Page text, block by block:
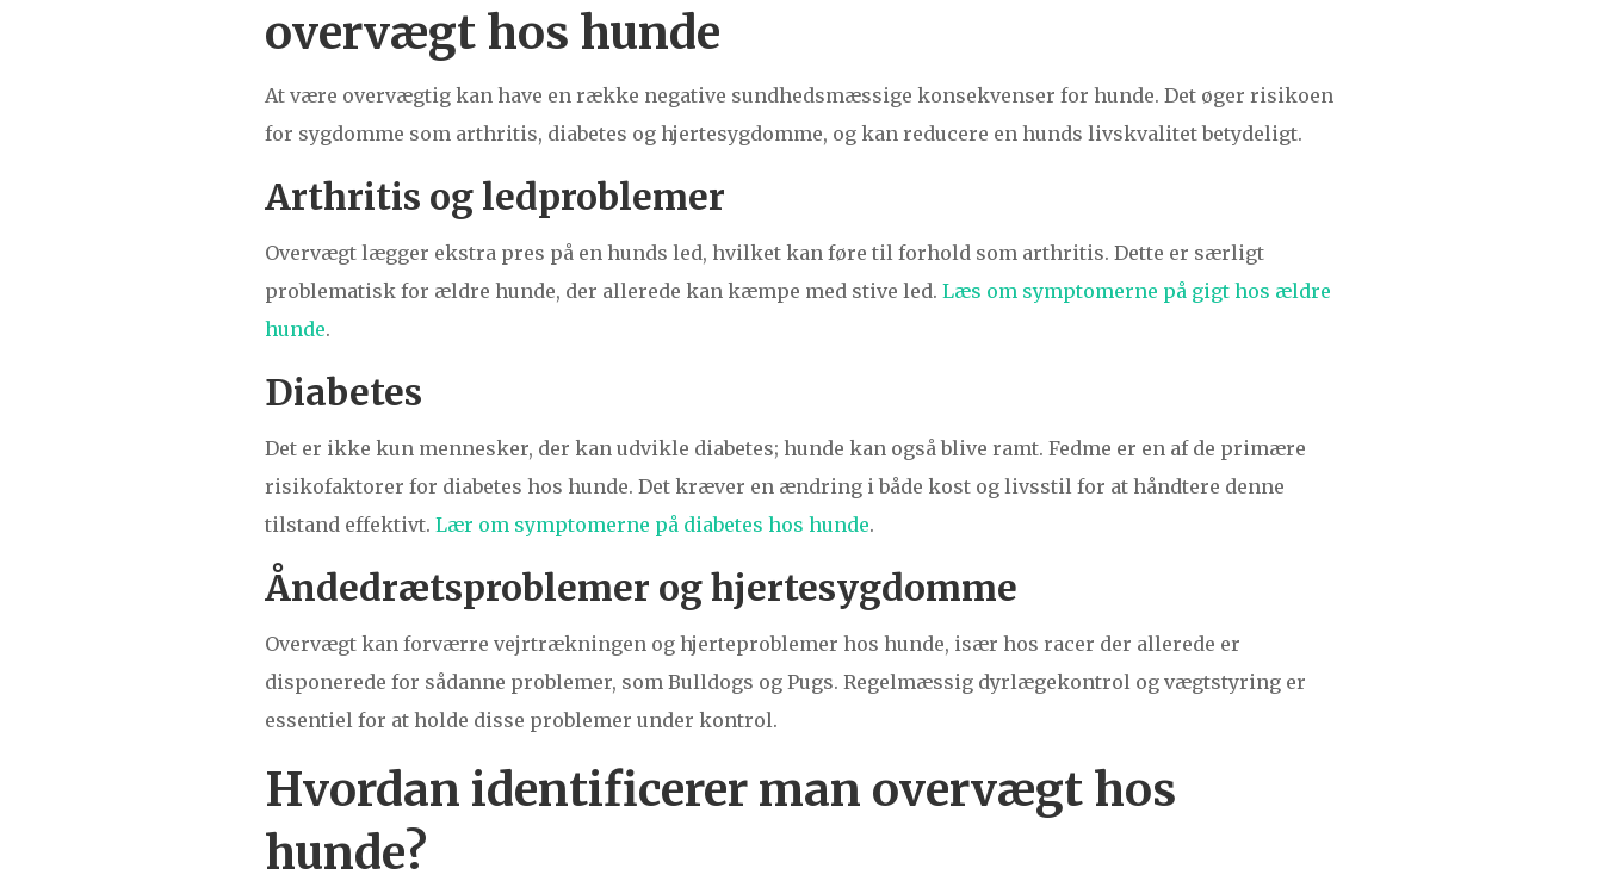
overvægt hos hunde
At være overvægtig kan have en række negative sundhedsmæssige konsekvenser for hunde. Det øger risikoen
for sygdomme som arthritis, diabetes og hjertesygdomme, og kan reducere en hunds livskvalitet betydeligt.
Arthritis og ledproblemer
Overvægt lægger ekstra pres på en hunds led, hvilket kan føre til forhold som arthritis. Dette er særligt
problematisk for ældre hunde, der allerede kan kæmpe med stive led. Læs om symptomerne på gigt hos ældre
hunde.
Diabetes
Det er ikke kun mennesker, der kan udvikle diabetes; hunde kan også blive ramt. Fedme er en af de primære
risikofaktorer for diabetes hos hunde. Det kræver en ændring i både kost og livsstil for at håndtere denne
tilstand effektivt. Lær om symptomerne på diabetes hos hunde.
Åndedrætsproblemer og hjertesygdomme
Overvægt kan forværre vejrtrækningen og hjerteproblemer hos hunde, især hos racer der allerede er
disponerede for sådanne problemer, som Bulldogs og Pugs. Regelmæssig dyrlægekontrol og vægtstyring er
essentiel for at holde disse problemer under kontrol.
Hvordan identificerer man overvægt hos
hunde?